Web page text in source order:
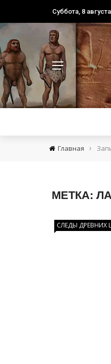
Суббота, 8 августа
Главная ›
МЕТКА:
СЛЕДЫ ДРЕВНИХ